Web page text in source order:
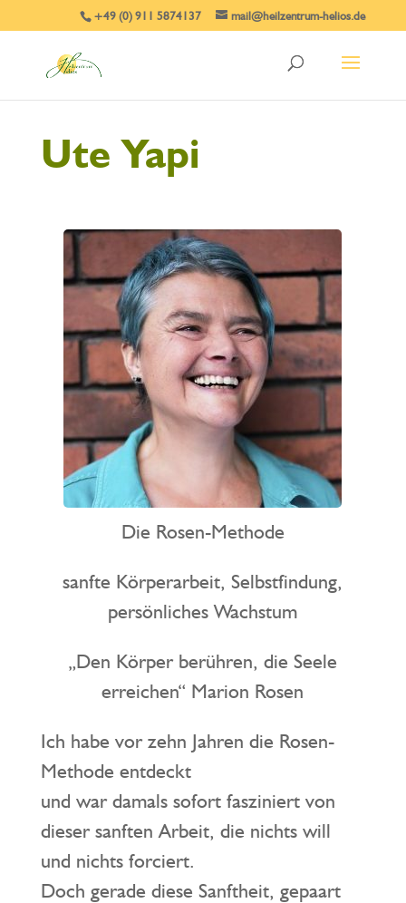
+49 (0) 911 5874137 mail@heilzentrum-helios.de
Ute Yapi
Die Rosen-Methode
sanfte Körperarbeit, Selbstfindung,
persönliches Wachstum
„Den Körper berühren, die Seele
erreichen“ Marion Rosen
Ich habe vor zehn Jahren die Rosen-
Methode entdeckt
und war damals sofort fasziniert von
dieser sanften Arbeit, die nichts will
und nichts forciert.
Doch gerade diese Sanftheit, gepaart